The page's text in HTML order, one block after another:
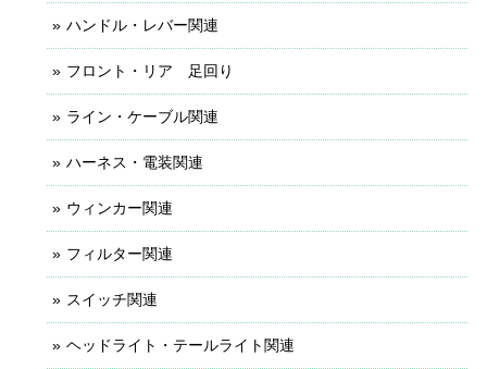
ハンドル・レバー関連
フロント・リア 足回り
ライン・ケーブル関連
ハーネス・電装関連
ウィンカー関連
フィルター関連
スイッチ関連
ヘッドライト・テールライト関連